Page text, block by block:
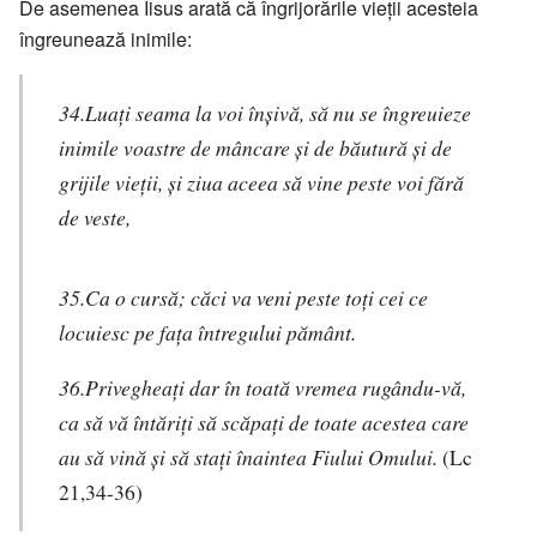
De asemenea Iisus arată că îngrijorările vieţii acesteia
îngreunează inimile:
34.Luaţi seama la voi înşivă, să nu se îngreuieze
inimile voastre de mâncare şi de băutură şi de
grijile vieţii, şi ziua aceea să vine peste voi fără
de veste,
35.Ca o cursă; căci va veni peste toţi cei ce
locuiesc pe faţa întregului pământ.
36.Privegheaţi dar în toată vremea rugându-vă,
ca să vă întăriţi să scăpaţi de toate acestea care
au să vină şi să staţi înaintea Fiului Omului. (Lc
21,34-36)